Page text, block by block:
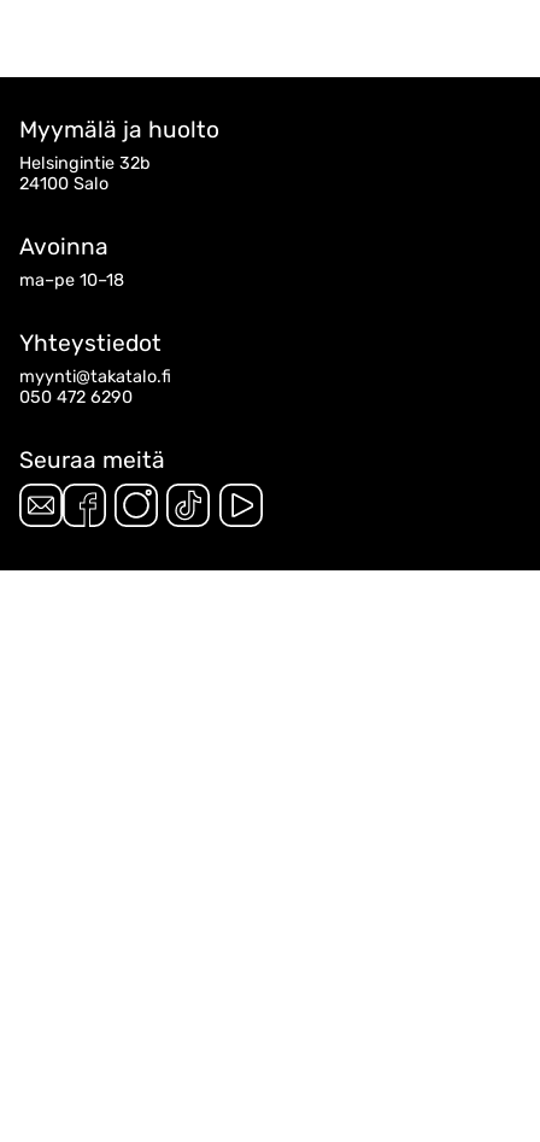
Myymälä ja huolto
Helsingintie 32b
24100 Salo
Avoinna
ma–pe 10–18
Yhteystiedot
myynti@takatalo.fi
050 472 6290
Seuraa meitä